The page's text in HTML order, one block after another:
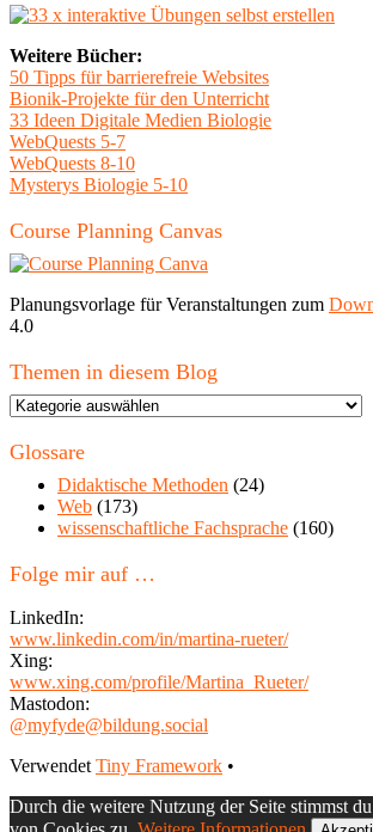
Weitere Bücher:
50 Tipps für barrierefreie Websites
Bionik-Projekte für den Unterricht
33 Ideen Digitale Medien Biologie
WebQuests 5-7
WebQuests 8-10
Mysterys Biologie 5-10
Course Planning Canvas
Planungsvorlage für Veranstaltungen zum
4.0
Themen in diesem Blog
Themen
diesem
Glossare
Didaktische Methoden (24)
Web (173)
wissenschaftliche Fachsprache (160)
Folge mir auf …
LinkedIn:
www.linkedin.com/in/martina-rueter/
Xing:
www.xing.com/profile/Martina_Rueter/
Mastodon:
@myfyde@bildung.social
Footer
Inhalt
Verwendet Tiny Framework •
Durch die weitere Nutzung der Seite stimmst